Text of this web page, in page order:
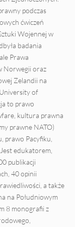
podczas
ćwiczeń
Wojennej w
badania
Prawa
Norwegii oraz
Zelandii na
of
to prawo
kultura prawna
prawne NATO)
prawo Pacyfiku,
edukatorem,
publikacji
40 opinii
a także
na Południowym
8 monografii z